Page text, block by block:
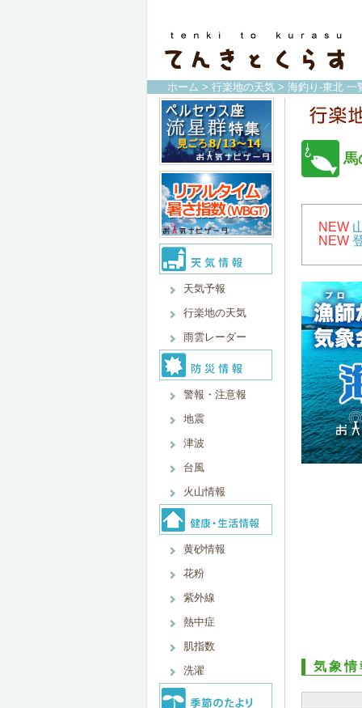
ホーム > 行楽地の天気 > 海釣り-東北 一
天気予報
行楽地の天気
雨雲レーダー
警報・注意報
地震
津波
台風
火山情報
黄砂情報
花粉
紫外線
熱中症
肌指数
洗濯
馬
NEW
NEW
気象情